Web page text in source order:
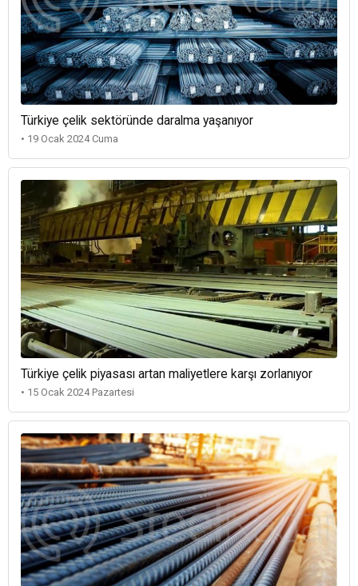
Türkiye çelik sektöründe daralma yaşanıyor
• 19 Ocak 2024 Cuma
Türkiye çelik piyasası artan maliyetlere karşı zorlanıyor
• 15 Ocak 2024 Pazartesi